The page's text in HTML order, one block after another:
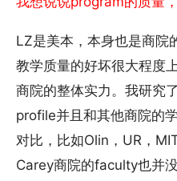
LZ是美本，本身也是商院
教学质量的好坏很大程度
商院的整体实力。我研究
profile并且和其他商院的
对比，比如Olin，UR，
Carey商院的faculty也并